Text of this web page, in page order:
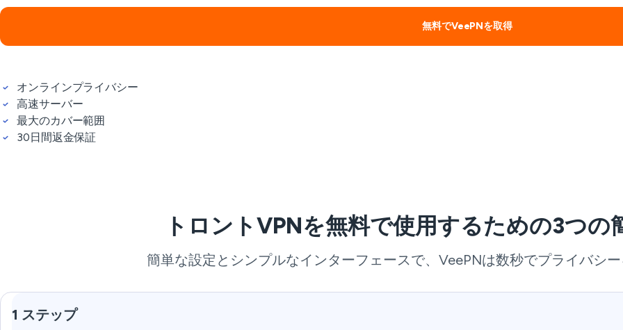
無料でVeePNを取得
オンラインプライバシー
高速サーバー
最大のカバー範囲
30日間返金保証
トロントVPNを無料で使用するための3つの
簡単な設定とシンプルなインターフェースで、VeePNは数秒でプライバシ
1 ステップ